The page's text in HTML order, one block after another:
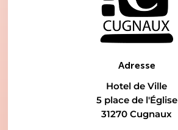
Adresse
Hotel de Ville
5 place de l'Église
31270 Cugnaux